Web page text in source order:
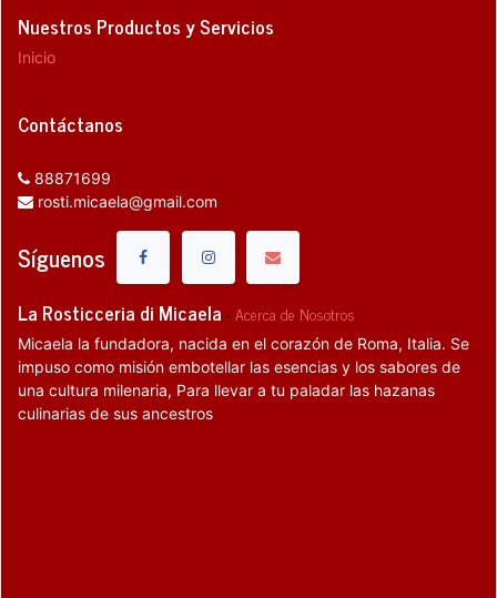
Nuestros Productos y Servicios
Inicio
Contáctanos
88871699
rosti.micaela@gmail.com
Síguenos
La Rosticceria di Micaela -Acerca de Nosotros
Micaela la fundadora, nacida en el corazón de Roma, Italia. Se
impuso como misión embotellar las esencias y los sabores de
una cultura milenaria, Para llevar a tu paladar las hazanas
culinarias de sus ancestros